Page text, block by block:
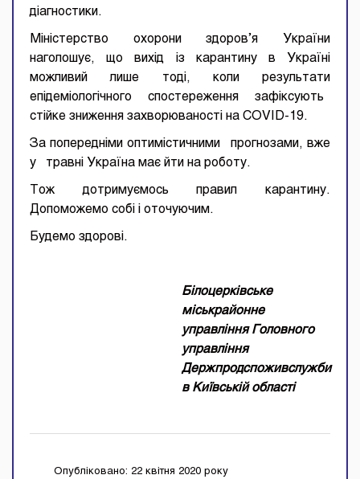
діагностики.
Міністерство охорони здоров’я України
наголошує, що вихід із карантину в Україні
можливий лише тоді, коли результати
епідеміологічного спостереження зафіксують
стійке зниження захворюваності на COVID-19.
За попередніми оптимістичними прогнозами, вже
у травні Україна має йти на роботу.
Тож дотримуємось правил карантину.
Допоможемо собі і оточуючим.
Будемо здорові.
Білоцерківське
міськрайонне
управління Головного
управління
Держпродспоживслужби
в Київській області
Опубліковано: 22 квітня 2020 року